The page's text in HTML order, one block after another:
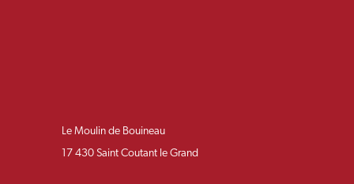
Le Moulin de Bouineau
17 430 Saint Coutant le Grand